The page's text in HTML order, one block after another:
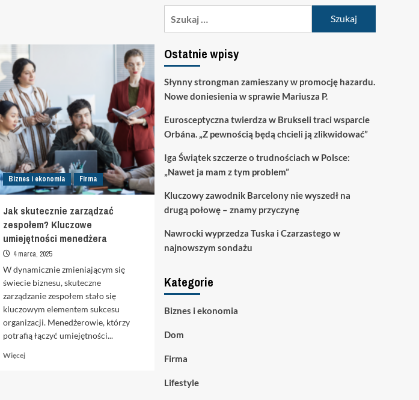
Biznes i ekonomia Firma
Jak skutecznie zarządzać
zespołem? Kluczowe
umiejętności menedżera
4 marca, 2025
W dynamicznie zmieniającym się
świecie biznesu, skuteczne
zarządzanie zespołem stało się
kluczowym elementem sukcesu
organizacji. Menedżerowie, którzy
potrafią łączyć umiejętności...
WięcejDowiedz
Ostatnie wpisy
Słynny strongman zamieszany w promocję hazardu.
Nowe doniesienia w sprawie Mariusza P.
Eurosceptyczna twierdza w Brukseli traci wsparcie
Orbána. „Z pewnością będą chcieli ją zlikwidować”
Iga Świątek szczerze o trudnościach w Polsce:
„Nawet ja mam z tym problem”
Kluczowy zawodnik Barcelony nie wyszedł na
drugą połowę – znamy przyczynę
Nawrocki wyprzedza Tuska i Czarzastego w
najnowszym sondażu
Kategorie
Biznes i ekonomia
Dom
Firma
Lifestyle